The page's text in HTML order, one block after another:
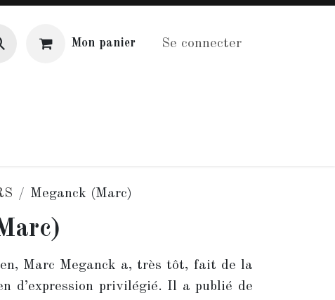
Mon panier Se connecter
Meganck (Marc)
Marc Meganck a, très tôt, fait de la
d’expression privilégié. Il a publié de